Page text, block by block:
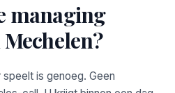
managing
is genoeg. Geen